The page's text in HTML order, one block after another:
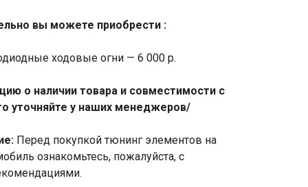
вы можете приобрести :
ходовые огни — 6 000 р.
о наличии товара и совместимости с
уточняйте у наших менеджеров/
Перед покупкой тюнинг элементов на
ознакомьтесь, пожалуйста, с
.